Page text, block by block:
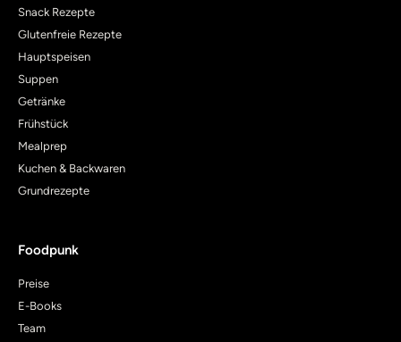
Snack Rezepte
Glutenfreie Rezepte
Hauptspeisen
Suppen
Getränke
Frühstück
Mealprep
Kuchen & Backwaren
Grundrezepte
Foodpunk
Preise
E-Books
Team